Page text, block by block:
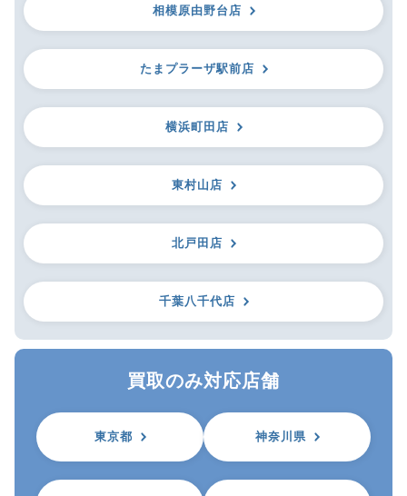
相模原由野台店
たまプラーザ駅前店
横浜町田店
東村山店
北戸田店
千葉八千代店
買取のみ対応店舗
東京都 神奈川県